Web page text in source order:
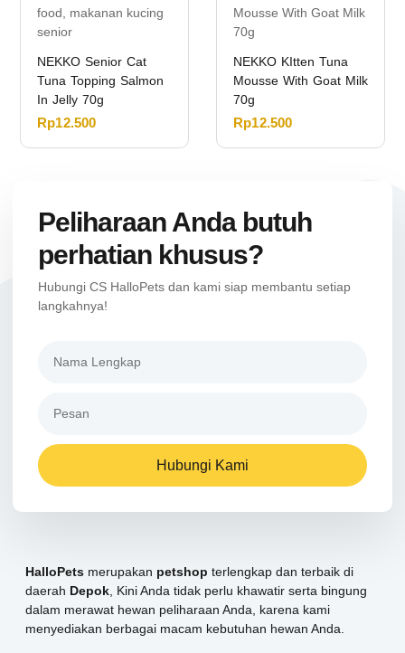
NEKKO Senior Cat
Tuna Topping Salmon
In Jelly 70g
Rp12.500
NEKKO KItten Tuna
Mousse With Goat Milk
70g
Rp12.500
Peliharaan Anda butuh
perhatian khusus?
Hubungi CS HalloPets dan kami siap membantu setiap
langkahnya!
Hubungi Kami
HalloPets merupakan petshop terlengkap dan terbaik di
daerah Depok, Kini Anda tidak perlu khawatir serta bingung
dalam merawat hewan peliharaan Anda, karena kami
menyediakan berbagai macam kebutuhan hewan Anda.